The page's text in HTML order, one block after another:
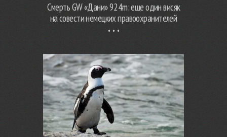
Смерть GW «Дани» 924m: еще один висяк
на совести немецких правоохранителей